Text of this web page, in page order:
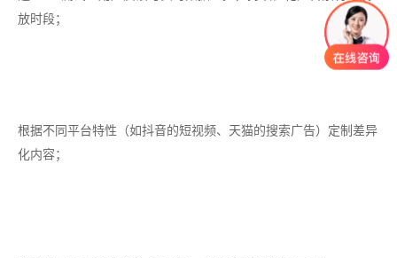
放时段；
根据不同平台特性（如抖音的短视频、天猫的搜索广告）定制差异
化内容；